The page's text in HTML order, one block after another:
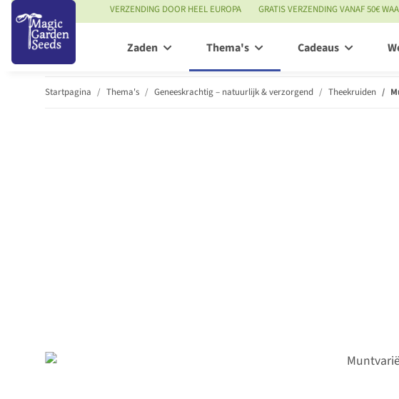
VERZENDING DOOR HEEL EUROPA GRATIS VERZENDING VANAF 50€
Zaden Thema's Cadeaus
Startpagina Thema's Geneeskrachtig – natuurlijk & verzorgend Theekruiden